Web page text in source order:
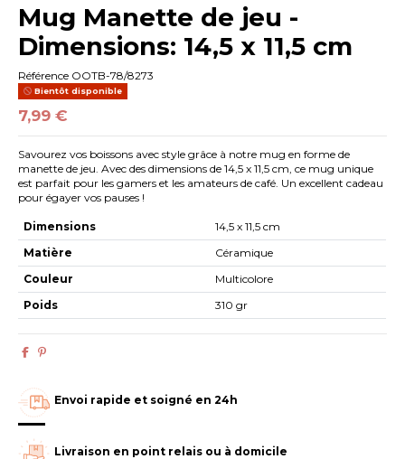
Mug Manette de jeu -
Dimensions: 14,5 x 11,5 cm
Référence OOTB-78/8273
Bientôt disponible
7,99 €
Savourez vos boissons avec style grâce à notre mug en forme de
manette de jeu. Avec des dimensions de 14,5 x 11,5 cm, ce mug unique
est parfait pour les gamers et les amateurs de café. Un excellent cadeau
pour égayer vos pauses !
Dimensions
14,5 x 11,5 cm
Matière
Céramique
Couleur
Multicolore
Poids
310 gr
Envoi rapide et soigné en 24h
Livraison en point relais ou à domicile